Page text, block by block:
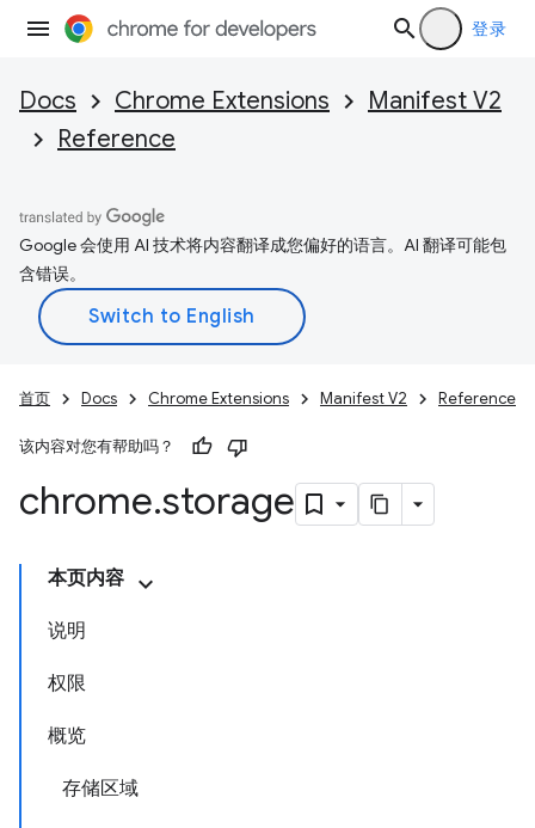
登录
Docs Chrome Extensions
Manifest V2
Reference
Google 会使用 AI 技术将内容翻译成您偏好的语言。AI 翻译可能包
含错误。
首页 Docs Chrome Extensions Manifest V2 Reference
该内容对您有帮助吗？
chrome.storage
本页内容
说明
权限
概览
存储区域